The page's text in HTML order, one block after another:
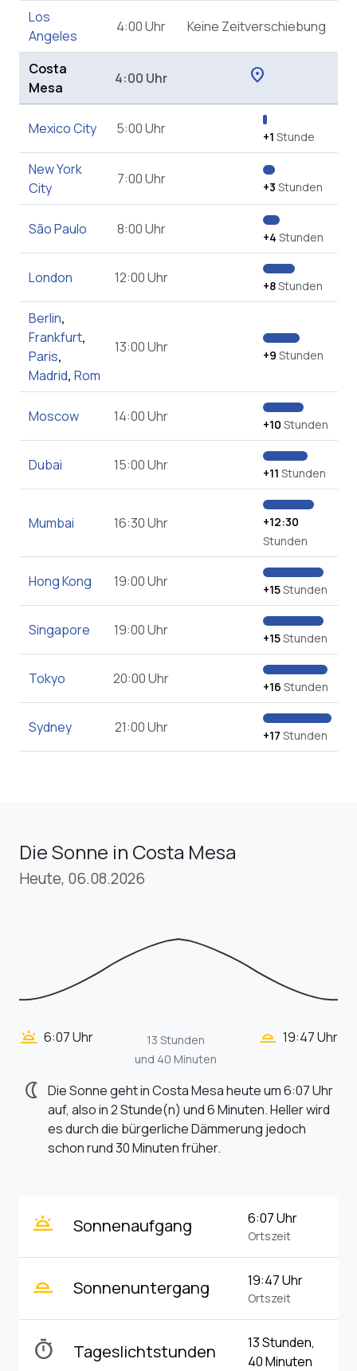
Los
Angeles
4:00 Uhr Keine Zeitverschiebung
Costa
Mesa
4:00 Uhr location_on
Mexico City 5:00 Uhr +1 Stunde
New York
City
7:00 Uhr +3 Stunden
São Paulo 8:00 Uhr +4 Stunden
London 12:00 Uhr +8Stunden
Berlin,
Frankfurt,
Paris,
Madrid, Rom
13:00 Uhr +9 Stunden
Moscow 14:00 Uhr +10 Stunden
Dubai 15:00 Uhr +11 Stunden
Mumbai 16:30 Uhr
+12:30
Stunden
Hong Kong 19:00 Uhr +15Stunden
Singapore 19:00 Uhr +15Stunden
Tokyo 20:00 Uhr +16 Stunden
Sydney 21:00 Uhr +17 Stunden
Die Sonne in Costa Mesa
Heute, 06.08.2026
wb_twilight 6:07 Uhr
13 Stunden
und 40 Minuten
wb_twilight_2 19:47 Uhr
nightlight Die Sonne geht in Costa Mesa heute um 6:07 Uhr
auf, also in 2 Stunde(n) und 6 Minuten. Heller wird
es durch die bürgerliche Dämmerung jedoch
schon rund 30 Minuten früher.
wb_twilight Sonnenaufgang 6:07 Uhr
Ortszeit
wb_twilight_2 Sonnenuntergang 19:47 Uhr
Ortszeit
timer Tageslichtstunden
13 Stunden,
40 Minuten